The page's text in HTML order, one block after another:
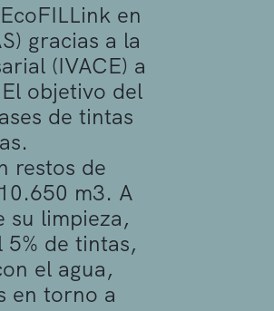
en
gracias a la
(IVACE) a
objetivo del
de tintas
restos de
m3. A
su limpieza,
de tintas,
el agua,
en torno a